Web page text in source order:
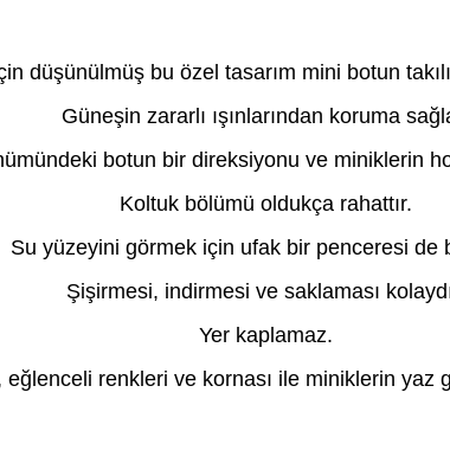
düşünülmüş bu özel tasarım mini botun
Güneşin zararlı ışınlarından koruma
botun bir direksiyonu ve miniklerin
Koltuk bölümü oldukça rahattır.
Su yüzeyini görmek için ufak bir penceresi de
Şişirmesi, indirmesi ve saklaması
Yer kaplamaz.
eğlenceli renkleri ve kornası ile miniklerin yaz